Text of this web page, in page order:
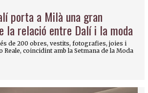
porta a Milà una gran
la relació entre Dalí i la moda
de 200 obres, vestits, fotografies, joies i
Reale, coincidint amb la Setmana de la Moda